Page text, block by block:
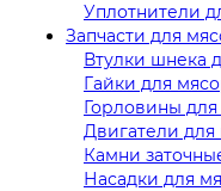
Уплотнители
Запчасти для
Втулки шнека
Гайки для
Горловины
Двигатели для
Камни
Насадки для